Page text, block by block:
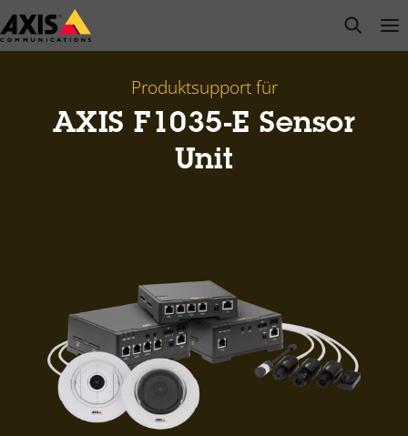
Zum
Hauptinhalt
open
Produktsupport für
AXIS F1035-E Sensor
Unit